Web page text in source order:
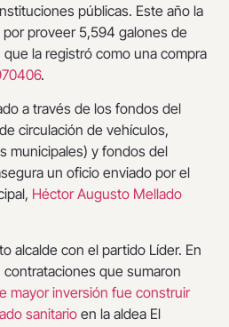
públicas. Este año la
proveer 5,594 galones de
la registró como una compra
.
a través de los fondos del
circulación de vehículos,
municipales) y fondos del
un oficio enviado por el
Héctor Augusto Mellado
alcalde con el partido Líder. En
que sumaron
mayor inversión fue construir
sanitario en la aldea El